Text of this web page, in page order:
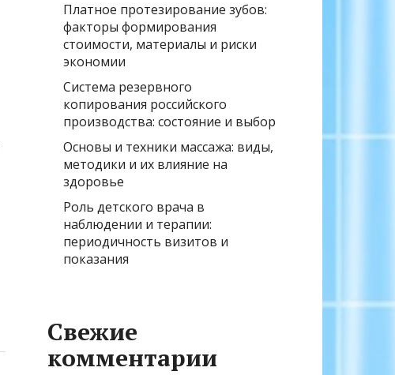
Платное протезирование зубов:
факторы формирования
стоимости, материалы и риски
экономии
Система резервного
копирования российского
производства: состояние и выбор
Основы и техники массажа: виды,
методики и их влияние на
здоровье
Роль детского врача в
наблюдении и терапии:
периодичность визитов и
показания
Свежие
комментарии